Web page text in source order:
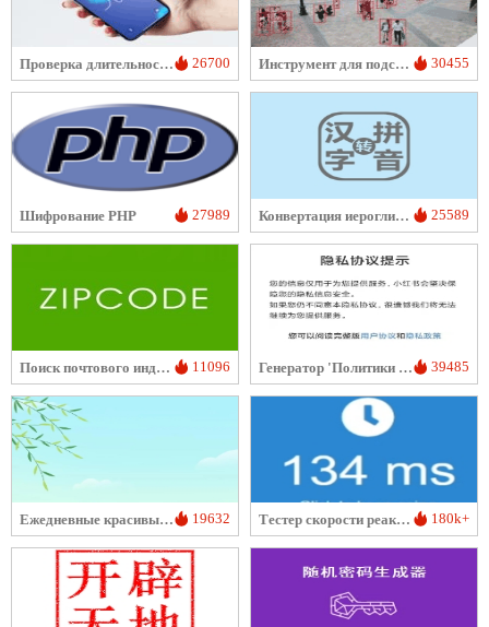
Проверка длительности нахождения мобильного номера в сети 26700 Инструмент для подсчета числа людей на фотографиях 30455
Шифрование PHP 27989 Конвертация иероглифов в пиньинь 25589
Поиск почтового индекса и кода области 11096 Генератор 'Политики конфиденциальности' для приложения 39485
Ежедневные красивые картинки 19632 Тестер скорости реакции 180k+